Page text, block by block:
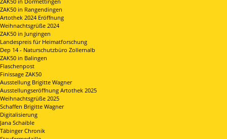
ZAK50 in Rangendingen
Artothek 2024 Eröffnung
Weihnachtsgrüße 2024
ZAK50 in Jungingen
Landespreis für Heimatforschung
Dep 14 - Naturschutzbüro Zollernalb
ZAK50 in Balingen
Flaschenpost
Finissage ZAK50
Ausstellung Brigitte Wagner
Ausstellungseröffnung Artothek 2025
Weihnachtsgrüße 2025
Schaffen Brigitte Wagner
Digitalisierung
Jana Schaible
Täbinger Chronik